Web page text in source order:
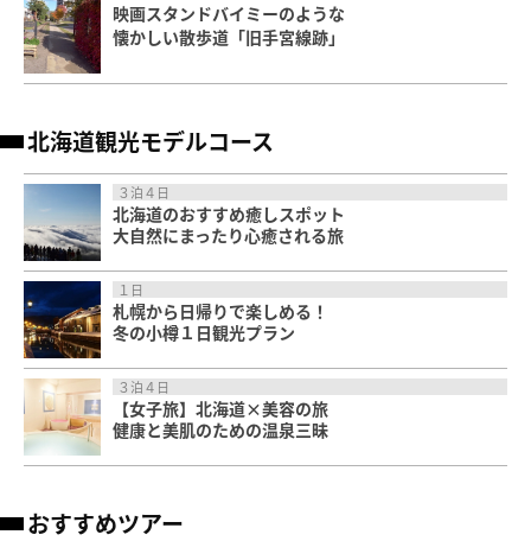
映画スタンドバイミーのような
懐かしい散歩道「旧手宮線跡」
北海道観光モデルコース
３泊４日
北海道のおすすめ癒しスポット
大自然にまったり心癒される旅
１日
札幌から日帰りで楽しめる！
冬の小樽１日観光プラン
３泊４日
【女子旅】北海道×美容の旅
健康と美肌のための温泉三昧
おすすめツアー